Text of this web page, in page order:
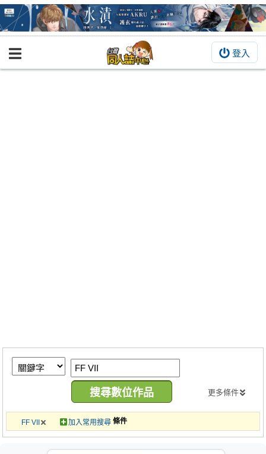
登入
BOOKY書集倉庫
繪圖藝廊
交流中心
攤位轉讓區
會員功能選單
會員中心
更多條件
條件
FF VII 加入常用搜尋